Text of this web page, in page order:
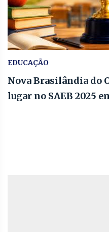
EDUCAÇÃO
Nova Brasilândia do
lugar no SAEB 2025